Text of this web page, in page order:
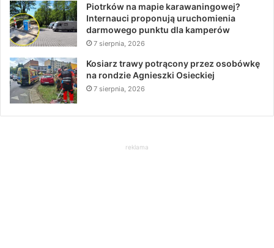
Piotrków na mapie karawaningowej?
Internauci proponują uruchomienia
darmowego punktu dla kamperów
7 sierpnia, 2026
Kosiarz trawy potrącony przez osobówkę
na rondzie Agnieszki Osieckiej
7 sierpnia, 2026
reklama